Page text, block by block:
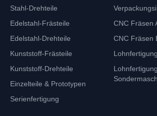
Stahl-Drehteile
Edelstahl-Frästeile
Edelstahl-Drehteile
Kunststoff-Frästeile
Kunststoff-Drehteile
Einzelteile & Prototypen
Serienfertigung
CNC Fräsen
CNC Fräsen
Lohnfertigung